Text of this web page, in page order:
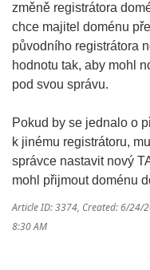
změně registrátora
chce majitel doménu
původního registrátora
hodnotu tak, aby mohl
pod svou správu.
Pokud by se jednalo o
k jinému registrátoru,
správce nastavit nový
mohl přijmout doménu
Article ID: 3374, Created: 6/24/
8:30 AM